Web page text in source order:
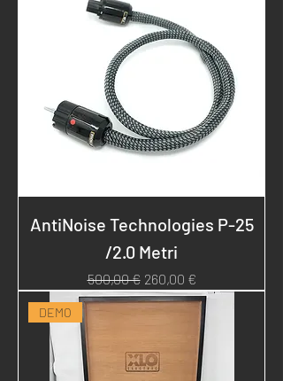
AntiNoise Technologies P-25
/2.0 Metri
Prezzo regolare
500,00 € Prezzo scontato
260,00 €
DEMO